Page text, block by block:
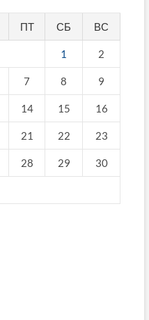
ПТ СБ ВС
1 2
7 8 9
14 15 16
21 22 23
28 29 30